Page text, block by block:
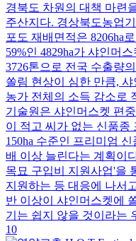
경북도 차원의 대책 마련
주산지다. 경상북도농업
포도 재배면적은 8206ha
59%인 4829ha가 샤인머
3726톤으로 전국 수출량
쏠림 현상이 심한 만큼,
농가 전체의 소득 감소로
기술원은 샤인머스켓 편
이 적고 씨가 없는 신품종
150ha 수준인 프리미엄
배 이상 늘린다는 계획이
목묘 구입비 지원사업'을
지원하는 등 대응에 나서
반 이상이 샤인머스켓에
기는 쉽지 않을 것이라는
10